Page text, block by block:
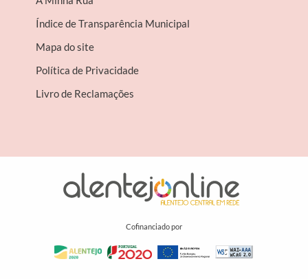
Índice de Transparência Municipal
Mapa do site
Política de Privacidade
Livro de Reclamações
Cofinanciado por